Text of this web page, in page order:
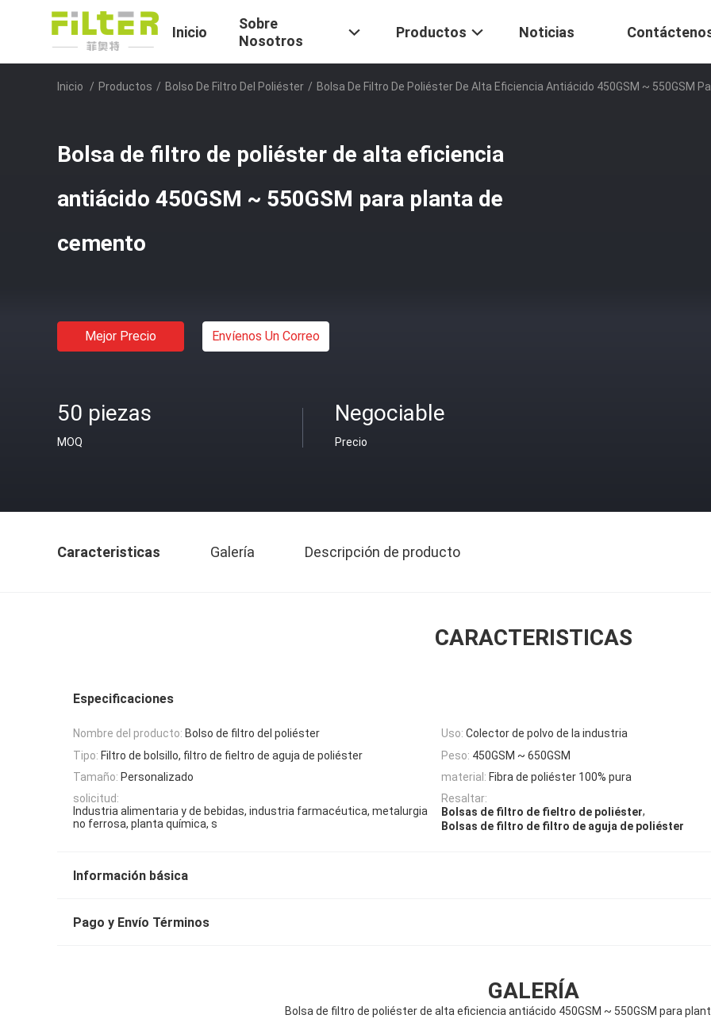
Inicio
Sobre
Nosotros
Productos Noticias
Inicio / Productos / Bolso De Filtro Del Poliéster / Bolsa De Filtro De Poliéster De Alta Eficiencia Antiácido 450GSM ~ 550GSM
Bolsa de filtro de poliéster de alta eficiencia
antiácido 450GSM ~ 550GSM para planta de
cemento
Mejor Precio Envíenos Un Correo
50 piezas
MOQ
Negociable
Precio
Caracteristicas Galería Descripción de producto
CARACTERISTICAS
Especificaciones
Nombre del producto: Bolso de filtro del poliéster Uso: Colector de polvo de la industria
Tipo: Filtro de bolsillo, filtro de fieltro de aguja de poliéster Peso: 450GSM ~ 650GSM
Tamaño: Personalizado material: Fibra de poliéster 100% pura
solicitud:
Industria alimentaria y de bebidas, industria farmacéutica, metalurgia
no ferrosa, planta química, s
Resaltar:
Bolsas de filtro de fieltro de poliéster,
Bolsas de filtro de filtro de aguja de poliéster
Información básica
Pago y Envío Términos
GALERÍA
Bolsa de filtro de poliéster de alta eficiencia antiácido 450GSM ~ 550GSM para